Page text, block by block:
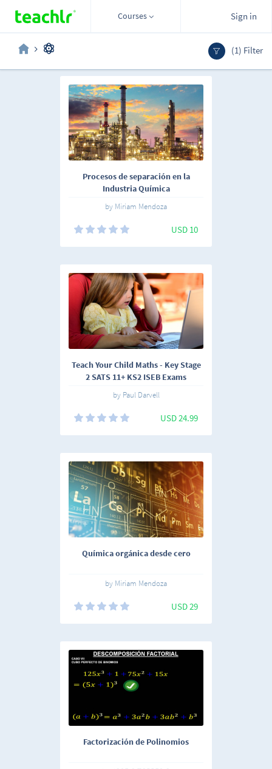
Courses Sign in
(1) Filter
Procesos de separación en la
Industria Química
by Miriam Mendoza
USD 10
Teach Your Child Maths - Key Stage
2 SATS 11+ KS2 ISEB Exams
by Paul Darvell
USD 24.99
Química orgánica desde cero
by Miriam Mendoza
USD 29
Factorización de Polinomios